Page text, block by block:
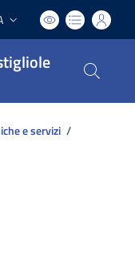
attiva:
e servizi /